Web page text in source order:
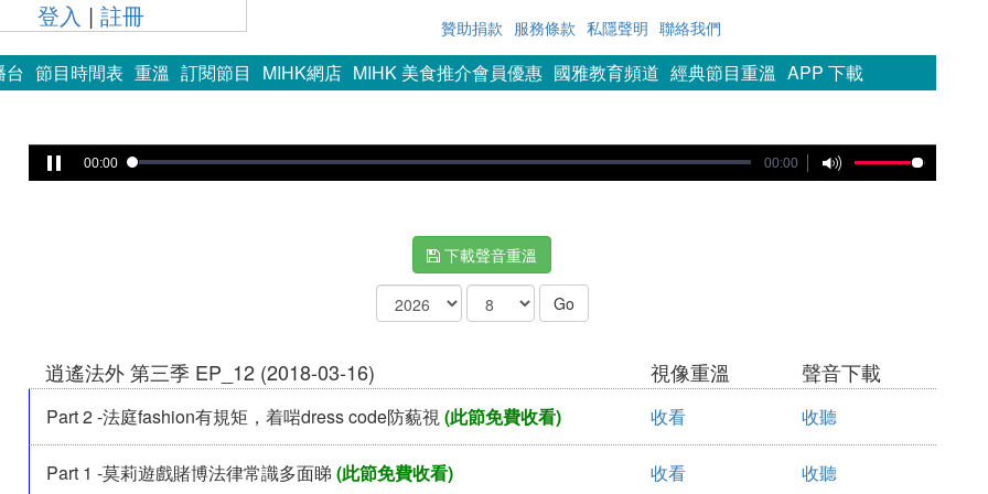
登入 |註冊 贊助捐款 服務條款 私隱聲明 聯絡我們
台 節目時間表 重溫 訂閱節目 MIHK網店 MIHK 美食推介會員優惠 國雅教育頻道 經典節目重溫 APP 下載
00:00 00:00
下載聲音重溫
逍遙法外 第三季 EP_12 (2018-03-16) 視像重溫 聲音下載
Part 2 -法庭fashion有規矩，着啱dress code防藐視(此節免費收看) 收看 收聽
Part 1 -莫莉遊戲賭博法律常識多面睇 (此節免費收看) 收看 收聽